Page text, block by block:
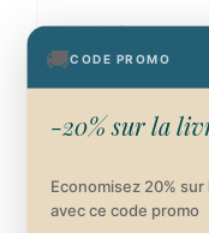
4,50€
🚚CODE PROMO
-20% sur la
Economisez 20%
avec ce code promo